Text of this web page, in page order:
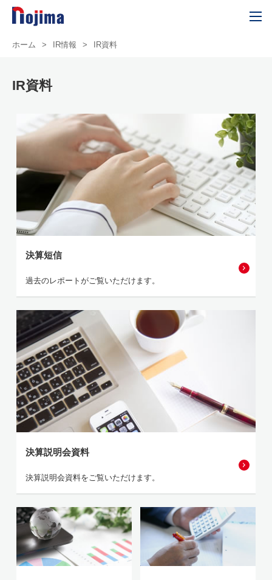
ホーム > IR情報 > IR資料
IR資料
決算短信
過去のレポートがご覧いただけます。
決算説明会資料
決算説明会資料をご覧いただけます。